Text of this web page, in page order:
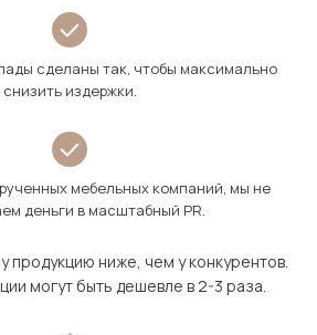
сделаны так, чтобы максимально
снизить издержки.
мебельных компаний, мы не
деньги в масштабный PR.
продукцию ниже, чем у конкурентов.
могут быть дешевле в 2-3 раза.